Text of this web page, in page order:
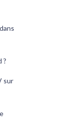
?
sur